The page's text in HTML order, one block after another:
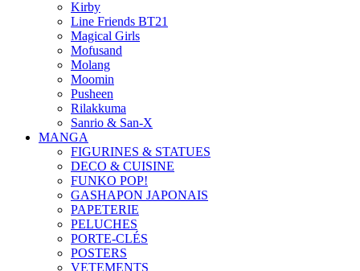
Kirby
Line Friends BT21
Magical Girls
Mofusand
Molang
Moomin
Pusheen
Rilakkuma
Sanrio & San-X
MANGA
FIGURINES & STATUES
DECO & CUISINE
FUNKO POP!
GASHAPON JAPONAIS
PAPETERIE
PELUCHES
PORTE-CLÉS
POSTERS
VETEMENTS